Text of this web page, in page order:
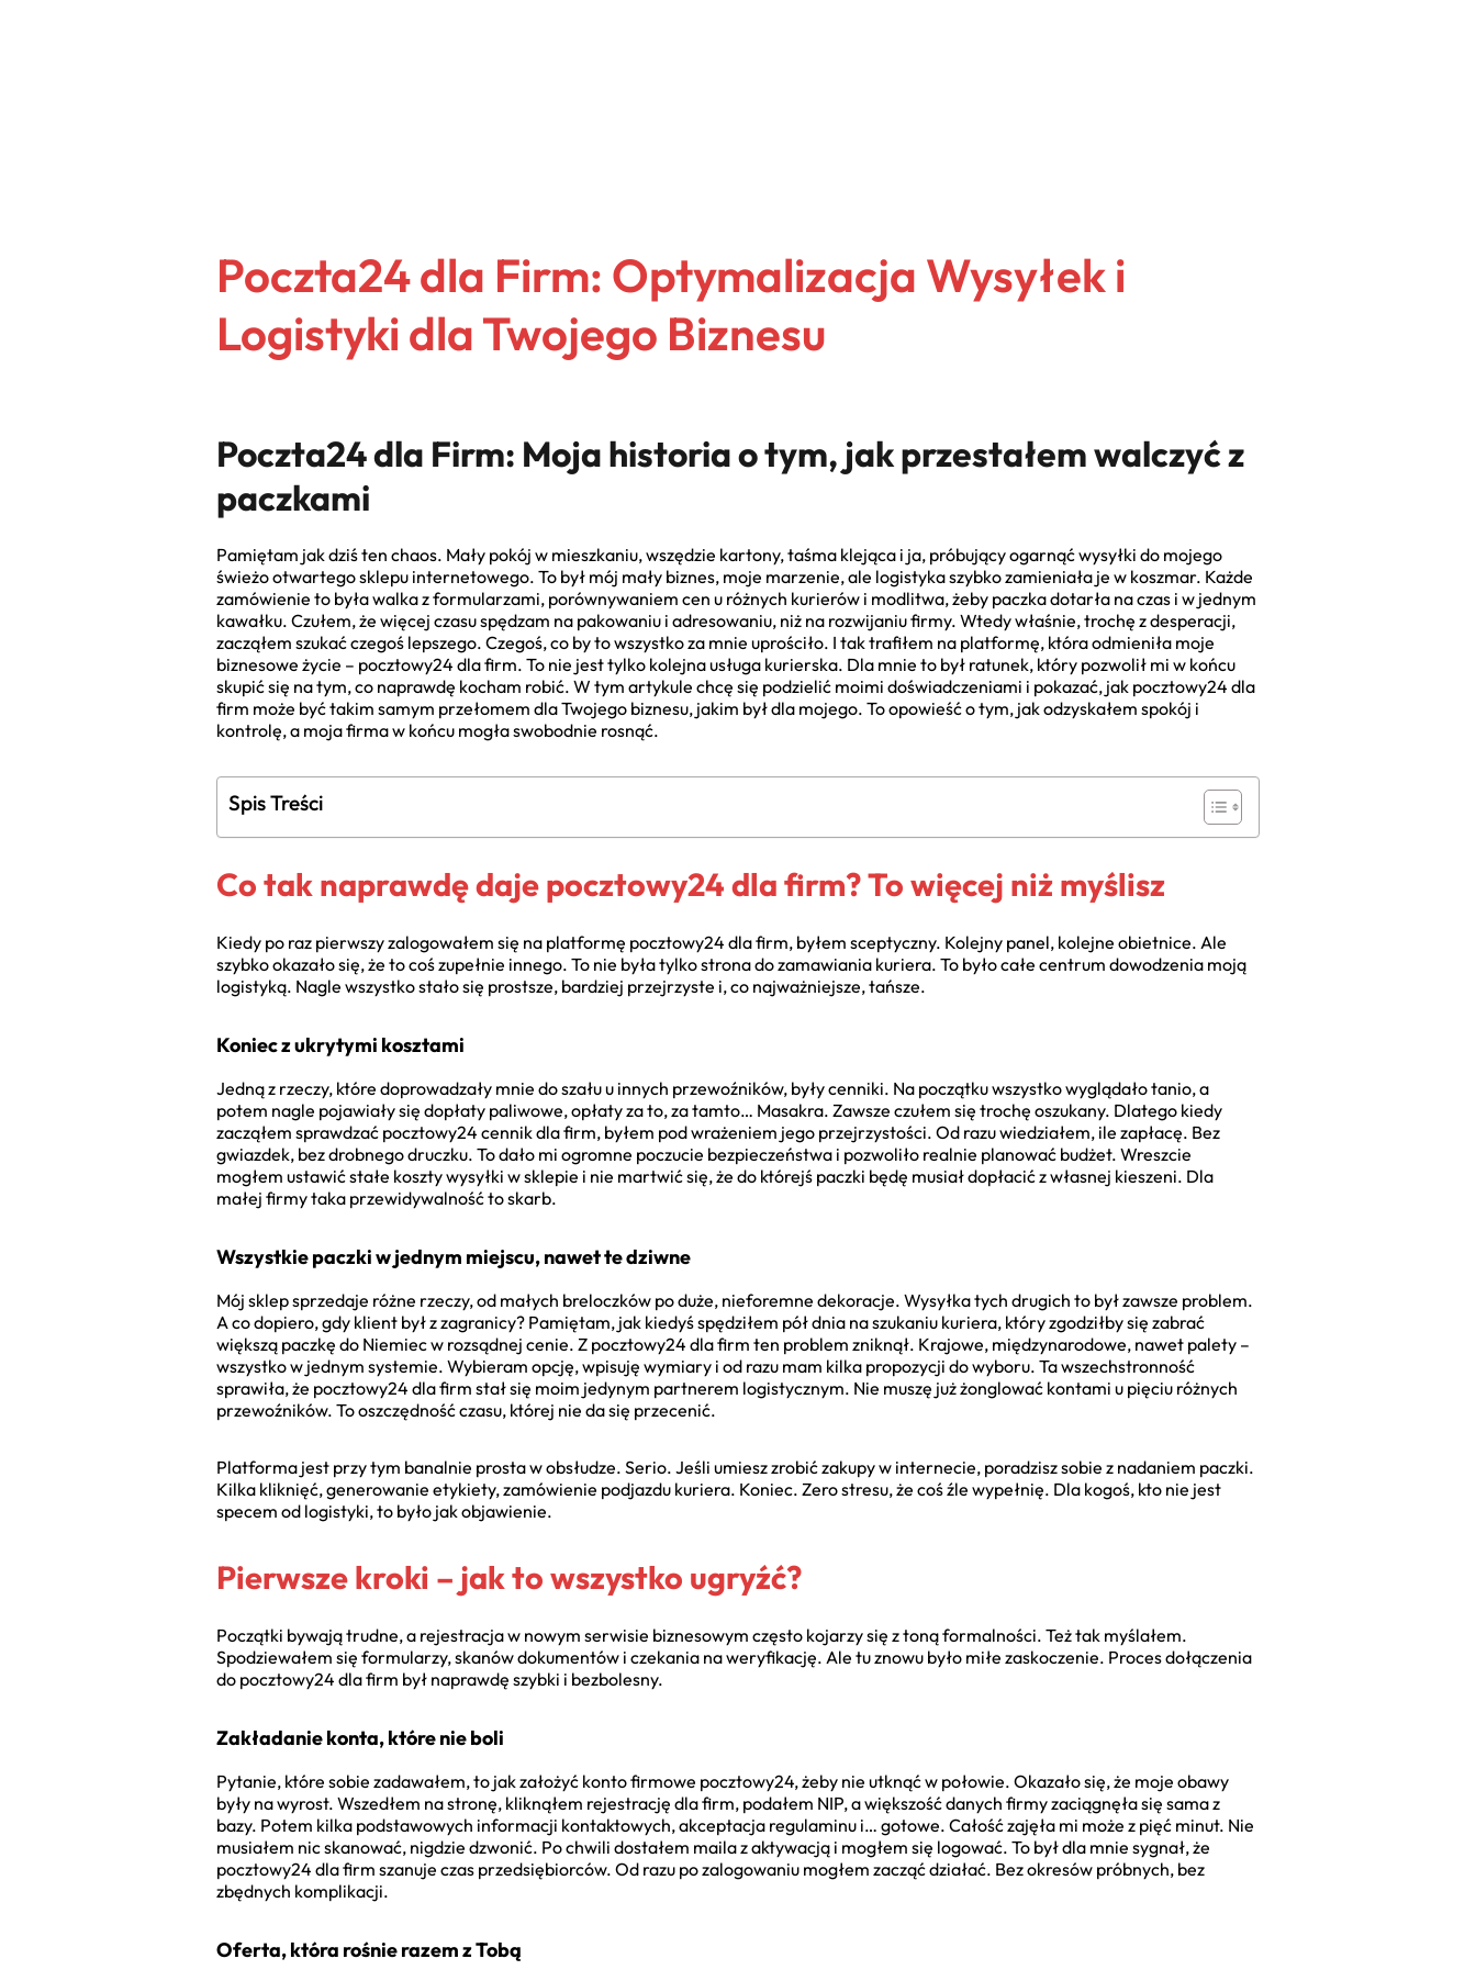
Poczta24 dla Firm: Optymalizacja Wysyłek i
Logistyki dla Twojego Biznesu
Poczta24 dla Firm: Moja historia o tym, jak przestałem walczyć z
paczkami
Pamiętam jak dziś ten chaos. Mały pokój w mieszkaniu, wszędzie kartony, taśma klejąca i ja, próbujący ogarnąć wysyłki do mojego
świeżo otwartego sklepu internetowego. To był mój mały biznes, moje marzenie, ale logistyka szybko zamieniała je w koszmar. Każde
zamówienie to była walka z formularzami, porównywaniem cen u różnych kurierów i modlitwa, żeby paczka dotarła na czas i w jednym
kawałku. Czułem, że więcej czasu spędzam na pakowaniu i adresowaniu, niż na rozwijaniu firmy. Wtedy właśnie, trochę z desperacji,
zacząłem szukać czegoś lepszego. Czegoś, co by to wszystko za mnie uprościło. I tak trafiłem na platformę, która odmieniła moje
biznesowe życie – pocztowy24 dla firm. To nie jest tylko kolejna usługa kurierska. Dla mnie to był ratunek, który pozwolił mi w końcu
skupić się na tym, co naprawdę kocham robić. W tym artykule chcę się podzielić moimi doświadczeniami i pokazać, jak pocztowy24 dla
firm może być takim samym przełomem dla Twojego biznesu, jakim był dla mojego. To opowieść o tym, jak odzyskałem spokój i
kontrolę, a moja firma w końcu mogła swobodnie rosnąć.
Spis Treści
Co tak naprawdę daje pocztowy24 dla firm? To więcej niż myślisz
Kiedy po raz pierwszy zalogowałem się na platformę pocztowy24 dla firm, byłem sceptyczny. Kolejny panel, kolejne obietnice. Ale
szybko okazało się, że to coś zupełnie innego. To nie była tylko strona do zamawiania kuriera. To było całe centrum dowodzenia moją
logistyką. Nagle wszystko stało się prostsze, bardziej przejrzyste i, co najważniejsze, tańsze.
Koniec z ukrytymi kosztami
Jedną z rzeczy, które doprowadzały mnie do szału u innych przewoźników, były cenniki. Na początku wszystko wyglądało tanio, a
potem nagle pojawiały się dopłaty paliwowe, opłaty za to, za tamto… Masakra. Zawsze czułem się trochę oszukany. Dlatego kiedy
zacząłem sprawdzać pocztowy24 cennik dla firm, byłem pod wrażeniem jego przejrzystości. Od razu wiedziałem, ile zapłacę. Bez
gwiazdek, bez drobnego druczku. To dało mi ogromne poczucie bezpieczeństwa i pozwoliło realnie planować budżet. Wreszcie
mogłem ustawić stałe koszty wysyłki w sklepie i nie martwić się, że do którejś paczki będę musiał dopłacić z własnej kieszeni. Dla
małej firmy taka przewidywalność to skarb.
Wszystkie paczki w jednym miejscu, nawet te dziwne
Mój sklep sprzedaje różne rzeczy, od małych breloczków po duże, nieforemne dekoracje. Wysyłka tych drugich to był zawsze problem.
A co dopiero, gdy klient był z zagranicy? Pamiętam, jak kiedyś spędziłem pół dnia na szukaniu kuriera, który zgodziłby się zabrać
większą paczkę do Niemiec w rozsądnej cenie. Z pocztowy24 dla firm ten problem zniknął. Krajowe, międzynarodowe, nawet palety –
wszystko w jednym systemie. Wybieram opcję, wpisuję wymiary i od razu mam kilka propozycji do wyboru. Ta wszechstronność
sprawiła, że pocztowy24 dla firm stał się moim jedynym partnerem logistycznym. Nie muszę już żonglować kontami u pięciu różnych
przewoźników. To oszczędność czasu, której nie da się przecenić.
Platforma jest przy tym banalnie prosta w obsłudze. Serio. Jeśli umiesz zrobić zakupy w internecie, poradzisz sobie z nadaniem paczki.
Kilka kliknięć, generowanie etykiety, zamówienie podjazdu kuriera. Koniec. Zero stresu, że coś źle wypełnię. Dla kogoś, kto nie jest
specem od logistyki, to było jak objawienie.
Pierwsze kroki – jak to wszystko ugryźć?
Początki bywają trudne, a rejestracja w nowym serwisie biznesowym często kojarzy się z toną formalności. Też tak myślałem.
Spodziewałem się formularzy, skanów dokumentów i czekania na weryfikację. Ale tu znowu było miłe zaskoczenie. Proces dołączenia
do pocztowy24 dla firm był naprawdę szybki i bezbolesny.
Zakładanie konta, które nie boli
Pytanie, które sobie zadawałem, to jak założyć konto firmowe pocztowy24, żeby nie utknąć w połowie. Okazało się, że moje obawy
były na wyrost. Wszedłem na stronę, kliknąłem rejestrację dla firm, podałem NIP, a większość danych firmy zaciągnęła się sama z
bazy. Potem kilka podstawowych informacji kontaktowych, akceptacja regulaminu i… gotowe. Całość zajęła mi może z pięć minut. Nie
musiałem nic skanować, nigdzie dzwonić. Po chwili dostałem maila z aktywacją i mogłem się logować. To był dla mnie sygnał, że
pocztowy24 dla firm szanuje czas przedsiębiorców. Od razu po zalogowaniu mogłem zacząć działać. Bez okresów próbnych, bez
zbędnych komplikacji.
Oferta, która rośnie razem z Tobą